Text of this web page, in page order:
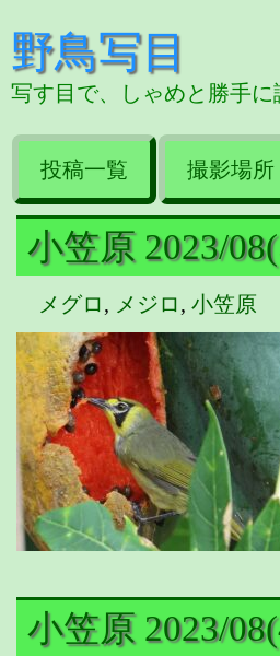
野鳥写目
写す目で、しゃめと勝手に
投稿一覧 撮影場所
小笠原 2023/
メグロ, メジロ, 小笠原
小笠原 2023/